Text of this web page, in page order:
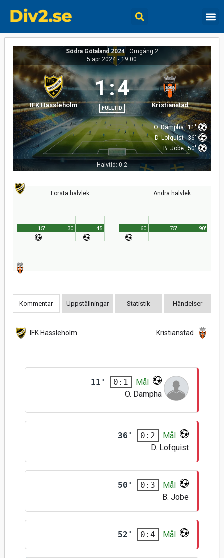
Södra Götaland 2024 | Omgång 2
5 apr 2024 - 19:00
IFK Hässleholm
1:4
FULLTID Kristianstad
O. Dampha 11'
D. Lofquist 36'
B. Jobe 50'
Halvtid: 0-2
Första halvlek
45'
15' 30'
Andra halvlek
90'
60' 75'
Kommentar Uppställningar Statistik Händelser
IFK Hässleholm Kristianstad
11' 0:1
Mål
O. Dampha
36' 0:2
Mål
D. Lofquist
50' 0:3
Mål
B. Jobe
52' 0:4 Mål